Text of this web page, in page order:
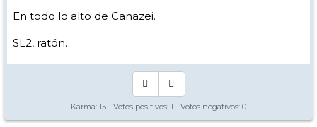
En todo lo alto de Canazei.
SL2, ratón.
Karma: 15 - Votos positivos: 1 - Votos negativos: 0